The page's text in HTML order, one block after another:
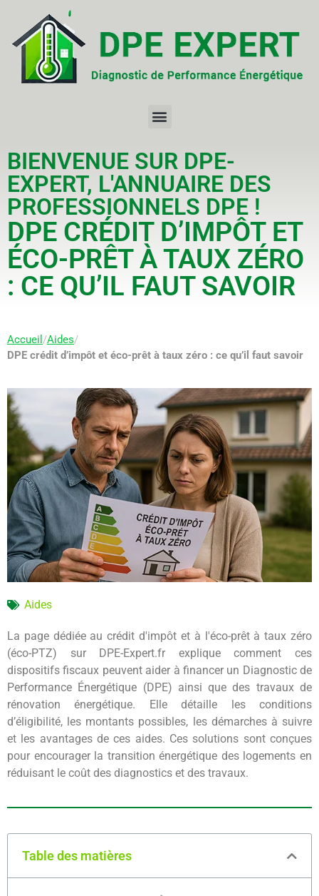
BIENVENUE SUR DPE-
EXPERT, L'ANNUAIRE DES
PROFESSIONNELS DPE !
DPE CRÉDIT D’IMPÔT ET
ÉCO-PRÊT À TAUX ZÉRO
: CE QU’IL FAUT SAVOIR
Accueil /Aides/
DPE crédit d’impôt et éco-prêt à taux zéro : ce qu’il faut savoir
Aides
La page dédiée au crédit d'impôt et à l'éco-prêt à taux zéro
(éco-PTZ) sur DPE-Expert.fr explique comment ces
dispositifs fiscaux peuvent aider à financer un Diagnostic de
Performance Énergétique (DPE) ainsi que des travaux de
rénovation énergétique. Elle détaille les conditions
d’éligibilité, les montants possibles, les démarches à suivre
et les avantages de ces aides. Ces solutions sont conçues
pour encourager la transition énergétique des logements en
réduisant le coût des diagnostics et des travaux.
Table des matières